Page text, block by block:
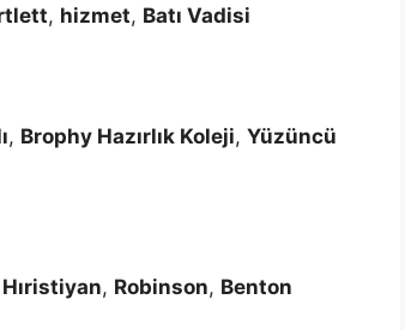
, hizmet, Batı Vadisi
, Brophy Hazırlık Koleji, Yüzüncü
, Robinson, Benton